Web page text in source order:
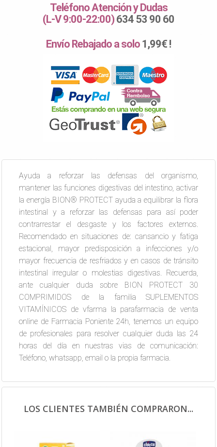
Teléfono Atención y Dudas
(L-V 9:00-22:00) 634 53 90 60
Envío Rebajado a solo 1,99€ !
Ayuda a reforzar las defensas del organismo,
mantener las funciones digestivas del intestino, activar
la energía BION® PROTECT ayuda a equilibrar la flora
intestinal y a reforzar las defensas para así poder
contrarrestar el desgaste y los factores externos.
Recomendado en situaciones de: cansancio y fatiga
estacional, mayor predisposición a infecciones y/o
mayor frecuencia de resfriados y en casos de tránsito
intestinal irregular o molestias digestivas. Recuerda,
ante cualquier duda sobre BION PROTECT 30
COMPRIMIDOS de la familia SUPLEMENTOS
VITAMÍNICOS de vfarma la parafarmacia de venta
online de Farmacia Poniente 24h, tenemos un equipo
de profesionales para resolver cualquier duda las 24
horas del día en nuestras vias de comunicación:
Teléfono, whatsapp, email o la propia farmacia.
LOS CLIENTES TAMBIÉN COMPRARON...